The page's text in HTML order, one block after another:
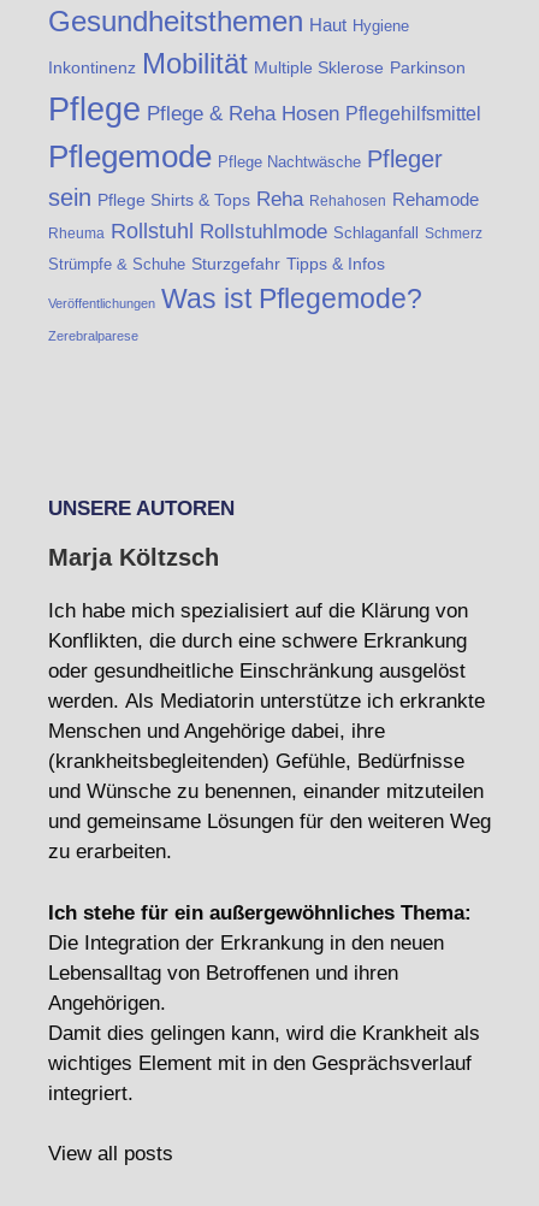
Gesundheitsthemen Haut Hygiene
Inkontinenz Mobilität Multiple Sklerose Parkinson
Pflege Pflege & Reha Hosen Pflegehilfsmittel
Pflegemode Pflege Nachtwäsche Pfleger
sein Pflege Shirts & Tops Reha Rehahosen Rehamode
Rheuma Rollstuhl Rollstuhlmode Schlaganfall Schmerz
Strümpfe & Schuhe Sturzgefahr Tipps & Infos
Veröffentlichungen Was ist Pflegemode?
Zerebralparese
UNSERE AUTOREN
Marja Költzsch
Ich habe mich spezialisiert auf die Klärung von
Konflikten, die durch eine schwere Erkrankung
oder gesundheitliche Einschränkung ausgelöst
werden. Als Mediatorin unterstütze ich erkrankte
Menschen und Angehörige dabei, ihre
(krankheitsbegleitenden) Gefühle, Bedürfnisse
und Wünsche zu benennen, einander mitzuteilen
und gemeinsame Lösungen für den weiteren Weg
zu erarbeiten.
Ich stehe für ein außergewöhnliches Thema:
Die Integration der Erkrankung in den neuen
Lebensalltag von Betroffenen und ihren
Angehörigen.
Damit dies gelingen kann, wird die Krankheit als
wichtiges Element mit in den Gesprächsverlauf
integriert.
View all posts